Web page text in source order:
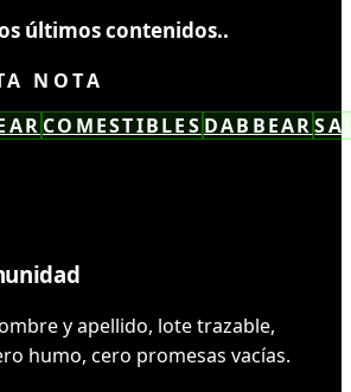
últimos contenidos..
NOTA
COMESTIBLES DABBEAR
y apellido, lote trazable,
humo, cero promesas vacías.